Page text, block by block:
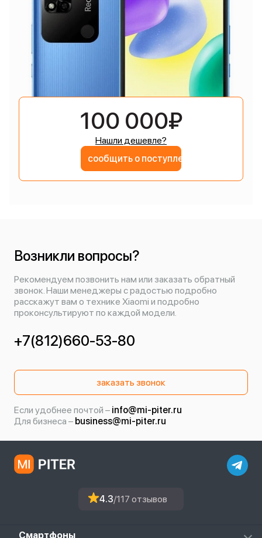
100 000₽
Нашли дешевле?
сообщить о поступлении
Возникли вопросы?
Рекомендуем позвонить нам или заказать обратный
звонок. Наши менеджеры с радостью подробно
расскажут вам о технике Xiaomi и подробно
проконсультируют по каждой модели.
+7(812)660-53-80
заказать звонок
Если удобнее почтой – info@mi-piter.ru
Для бизнеса – business@mi-piter.ru
4.3/117 отзывов
Смартфоны